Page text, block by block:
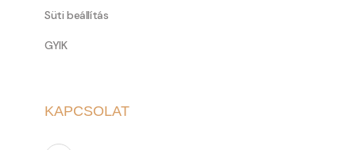
Süti beállítás
GYIK
KAPCSOLAT